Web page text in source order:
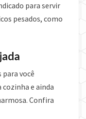
para servir
pesados, como
para você
e ainda
Confira